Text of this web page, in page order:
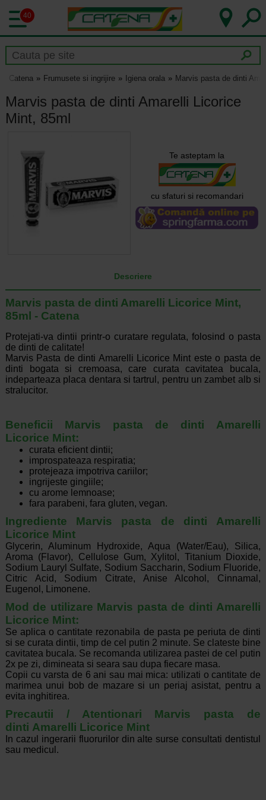
40
Catena Frumusete si ingrijire Igiena orala Marvis pasta de dinti
Marvis pasta de dinti Amarelli Licorice
Mint, 85ml
Te asteptam la
cu sfaturi si recomandari
Descriere
Marvis pasta de dinti Amarelli Licorice Mint,
85ml - Catena
Protejati-va dintii printr-o curatare regulata, folosind o pasta
de dinti de calitate!
Marvis Pasta de dinti Amarelli Licorice Mint este o pasta de
dinti bogata si cremoasa, care curata cavitatea bucala,
indeparteaza placa dentara si tartrul, pentru un zambet alb si
stralucitor.
Beneficii Marvis pasta de dinti Amarelli
Licorice Mint:
curata eficient dintii;
improspateaza respiratia;
protejeaza impotriva cariilor;
ingrijeste gingiile;
cu arome lemnoase;
fara parabeni, fara gluten, vegan.
Ingrediente Marvis pasta de dinti Amarelli
Licorice Mint
Glycerin, Aluminum Hydroxide, Aqua (Water/Eau), Silica,
Aroma (Flavor), Cellulose Gum, Xylitol, Titanium Dioxide,
Sodium Lauryl Sulfate, Sodium Saccharin, Sodium Fluoride,
Citric Acid, Sodium Citrate, Anise Alcohol, Cinnamal,
Eugenol, Limonene.
Mod de utilizare Marvis pasta de dinti Amarelli
Licorice Mint:
Se aplica o cantitate rezonabila de pasta pe periuta de dinti
si se curata dintii, timp de cel putin 2 minute. Se clateste bine
cavitatea bucala. Se recomanda utilizarea pastei de cel putin
2x pe zi, dimineata si seara sau dupa fiecare masa.
Copii cu varsta de 6 ani sau mai mica: utilizati o cantitate de
marimea unui bob de mazare si un periaj asistat, pentru a
evita inghitirea.
Precautii / Atentionari Marvis pasta de
dinti Amarelli Licorice Mint
In cazul ingerarii fluorurilor din alte surse consultati dentistul
sau medicul.